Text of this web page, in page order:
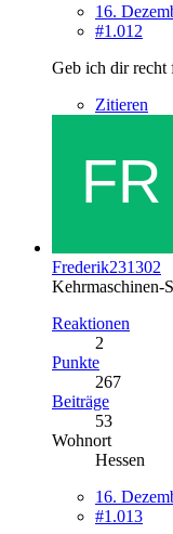
16.
#1.012
Geb ich dir recht
Zitieren
Frederik231302
Kehrmaschinen-
Reaktionen
2
Punkte
267
Beiträge
53
Wohnort
Hessen
16.
#1.013